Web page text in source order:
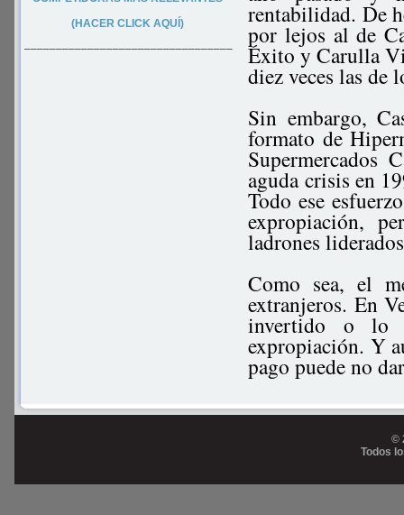
(HACER CLICK AQUÍ)
–––––––––––––––––––––––––––––––––
rentabilidad. De
por lejos al de
Éxito y Carulla
diez veces las de
Sin embargo,
formato de
Supermercados
aguda crisis en
Todo ese
expropiación,
ladrones
Como sea, el
extranjeros. En
invertido o lo
expropiación. Y
pago puede no
©
Todos